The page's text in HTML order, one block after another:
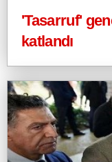
'Tasarruf'
katlandı